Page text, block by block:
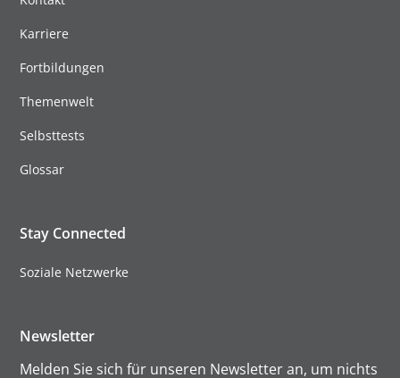
Karriere
Fortbildungen
Themenwelt
Selbsttests
Glossar
Stay Connected
Soziale Netzwerke
Newsletter
Melden Sie sich für unseren Newsletter an, um nichts